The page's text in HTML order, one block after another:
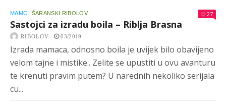
MAMCI ŠARANSKI RIBOLOV 27
Sastojci za izradu boila – Riblja Brasna
RIBOLOV 03/2019
Izrada mamaca, odnosno boila je uvijek bilo obavijeno
velom tajne i mistike.. Zelite se upustiti u ovu avanturu
te krenuti pravim putem? U narednih nekoliko serijala
cu...